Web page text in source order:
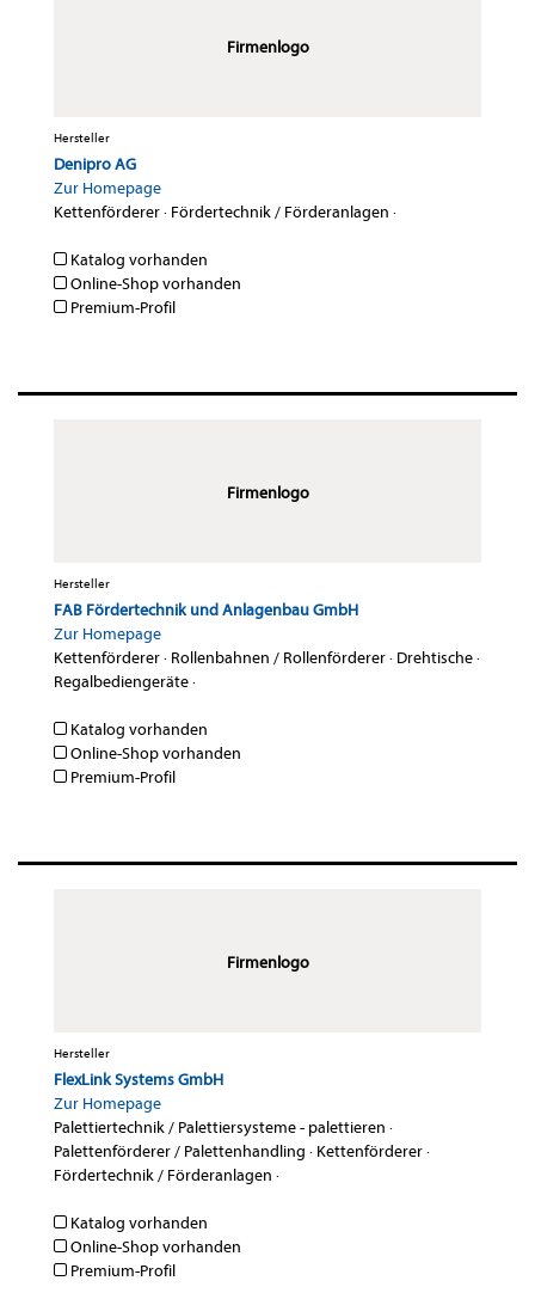
Firmenlogo
Hersteller
Denipro AG
Zur Homepage
Kettenförderer· Fördertechnik / Förderanlagen ·
Katalog vorhanden
Online-Shop vorhanden
Premium-Profil
Firmenlogo
Hersteller
FAB Fördertechnik und Anlagenbau GmbH
Zur Homepage
Kettenförderer· Rollenbahnen / Rollenförderer· Drehtische·
Regalbediengeräte·
Katalog vorhanden
Online-Shop vorhanden
Premium-Profil
Firmenlogo
Hersteller
FlexLink Systems GmbH
Zur Homepage
Palettiertechnik / Palettiersysteme - palettieren ·
Palettenförderer / Palettenhandling · Kettenförderer·
Fördertechnik / Förderanlagen ·
Katalog vorhanden
Online-Shop vorhanden
Premium-Profil